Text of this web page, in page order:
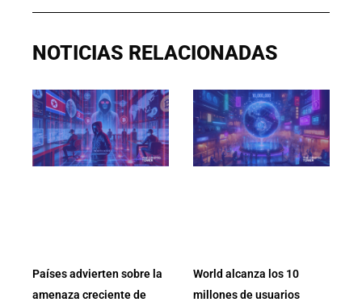
NOTICIAS RELACIONADAS
Países advierten sobre la
amenaza creciente de
World alcanza los 10
millones de usuarios